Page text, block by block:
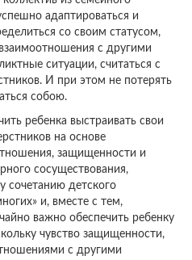
адаптироваться и
со своим статусом,
с другими
ситуации, считаться с
И при этом не потерять
собою.
ребенка выстраивать свои
на основе
защищенности и
сосуществования,
сочетанию детского
и, вместе с тем,
важно обеспечить ребенку
чувство защищенности,
с другими